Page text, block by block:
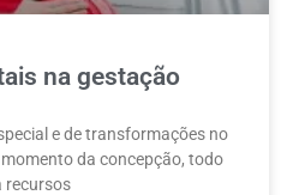
na gestação
e de transformações no
da concepção, todo
recursos